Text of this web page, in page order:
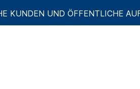
KUNDEN UND ÖFFENTLICHE